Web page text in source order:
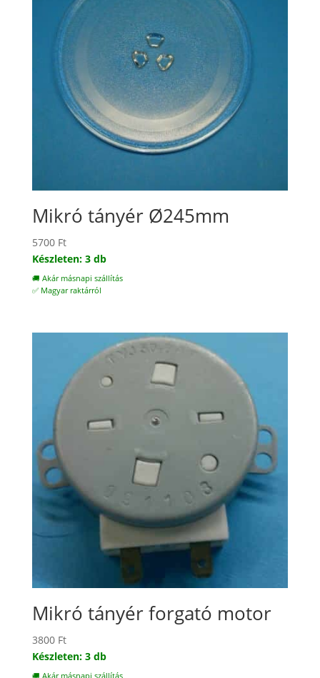
Mikró tányér Ø245mm
5700 Ft
Készleten: 3 db
🚚 Akár másnapi szállítás
✅ Magyar raktárról
Mikró tányér forgató motor
3800 Ft
Készleten: 3 db
🚚 Akár másnapi szállítás